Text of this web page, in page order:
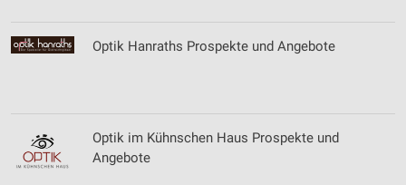
Optik Hanraths Prospekte und Angebote
Optik im Kühnschen Haus Prospekte und
Angebote